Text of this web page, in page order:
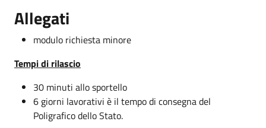
Allegati
modulo richiesta minore
Tempi di rilascio
30 minuti allo sportello
6 giorni lavorativi è il tempo di consegna del
Poligrafico dello Stato.